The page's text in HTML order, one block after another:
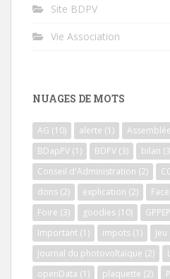
Site BDPV
Vie Association
NUAGES DE MOTS
AG (10) alerte (1)
BDapPV (1) BDPV (3) bilan
Conseil d'Administration (2)
dons (2) explication (2)
Foire (3) goodies (10) GPPEP
Important (1) impots (1)
Journal du photovoltaïque (2)
openData (1) plaquette (2)